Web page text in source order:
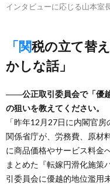
インタビューに応じる山本室
「関税の立て替え払い、常識で考えてもお
かしな話」
――公正取引委員会で「優
の狙いを教えてください。
「昨年12月27日に内閣官
関係省庁が、労務費、原材
に商品価格やサービス料金
まとめた『転嫁円滑化施策
引委員会に優越的地位濫用